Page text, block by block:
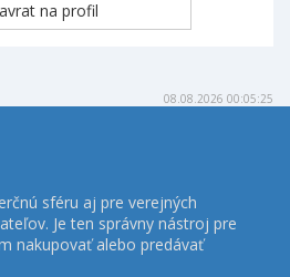
08.08.2026 00:05:25
sféru aj pre verejných
Je ten správny nástroj pre
nakupovať alebo predávať